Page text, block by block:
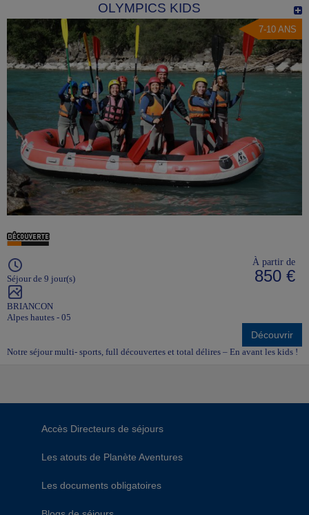
OLYMPICS KIDS
7-10 ANS
Séjour de 9 jour(s)
BRIANCON
Alpes hautes - 05
À partir de
850 €
Découvrir
Notre séjour multi- sports, full découvertes et total délires – En avant les kids !
Accès Directeurs de séjours
Les atouts de Planète Aventures
Les documents obligatoires